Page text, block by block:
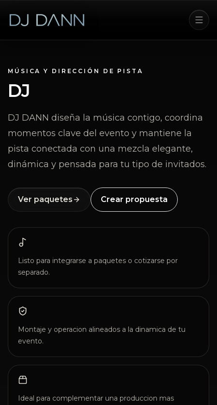
MÚSICA Y DIRECCIÓN DE PISTA
DJ
DJ DANN diseña la música contigo, coordina
momentos clave del evento y mantiene la
pista conectada con una mezcla elegante,
dinámica y pensada para tu tipo de invitados.
Ver paquetes Crear propuesta
Listo para integrarse a paquetes o cotizarse por
separado.
Montaje y operacion alineados a la dinamica de tu
evento.
Ideal para complementar una produccion mas